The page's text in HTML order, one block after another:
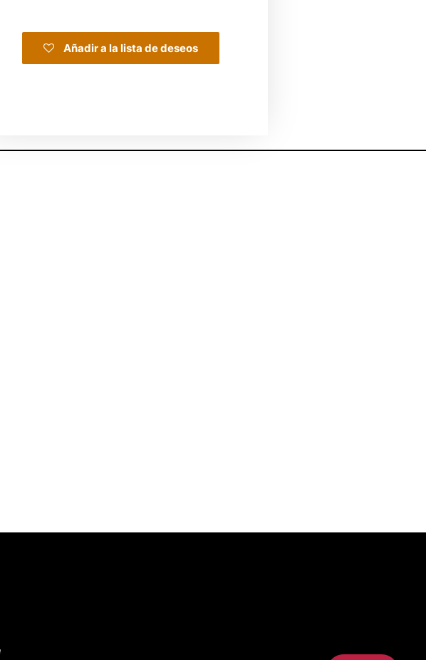
Añadir a la lista de deseos